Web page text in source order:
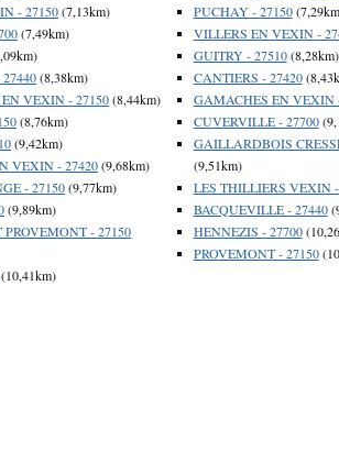
- 27150(7,13km)
(7,49km)
(8,38km)
VEXIN - 27150(8,44km)
(8,76km)
(9,42km)
VEXIN - 27420(9,68km)
- 27150(9,77km)
(9,89km)
- 27150
(10,41km)
PUCHAY - 27150
VILLERS EN VEXIN -
GUITRY - 27510(8,28km)
CANTIERS - 27420
GAMACHES EN VEXIN
CUVERVILLE - 27700
GAILLARDBOIS
(9,51km)
LES THILLIERS VEXIN
BACQUEVILLE - 27440
HENNEZIS - 27700
PROVEMONT - 27150